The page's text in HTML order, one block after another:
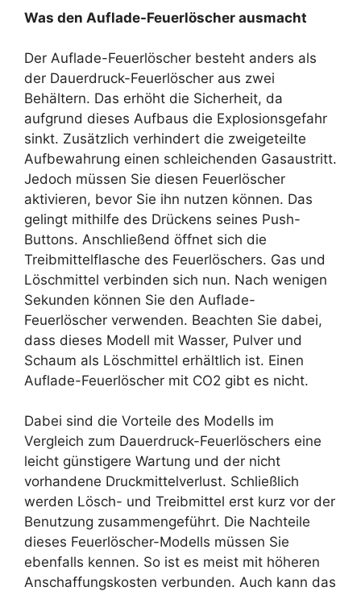
Was den Auflade-Feuerlöscher ausmacht
Der Auflade-Feuerlöscher besteht anders als
der Dauerdruck-Feuerlöscher aus zwei
Behältern. Das erhöht die Sicherheit, da
aufgrund dieses Aufbaus die Explosionsgefahr
sinkt. Zusätzlich verhindert die zweigeteilte
Aufbewahrung einen schleichenden Gasaustritt.
Jedoch müssen Sie diesen Feuerlöscher
aktivieren, bevor Sie ihn nutzen können. Das
gelingt mithilfe des Drückens seines Push-
Buttons. Anschließend öffnet sich die
Treibmittelflasche des Feuerlöschers. Gas und
Löschmittel verbinden sich nun. Nach wenigen
Sekunden können Sie den Auflade-
Feuerlöscher verwenden. Beachten Sie dabei,
dass dieses Modell mit Wasser, Pulver und
Schaum als Löschmittel erhältlich ist. Einen
Auflade-Feuerlöscher mit CO2 gibt es nicht.
Dabei sind die Vorteile des Modells im
Vergleich zum Dauerdruck-Feuerlöschers eine
leicht günstigere Wartung und der nicht
vorhandene Druckmittelverlust. Schließlich
werden Lösch- und Treibmittel erst kurz vor der
Benutzung zusammengeführt. Die Nachteile
dieses Feuerlöscher-Modells müssen Sie
ebenfalls kennen. So ist es meist mit höheren
Anschaffungskosten verbunden. Auch kann das